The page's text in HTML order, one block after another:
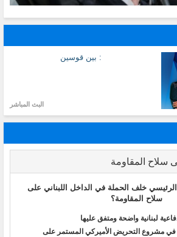
: بين قوسين
البث المباشر
سلاح المقاومة
خلف الحملة في الداخل اللبناني على
سلاح المقاومة؟
لبنانية واضحة ومتفق عليها
في مشروع التحريض الأميركي المستمر على